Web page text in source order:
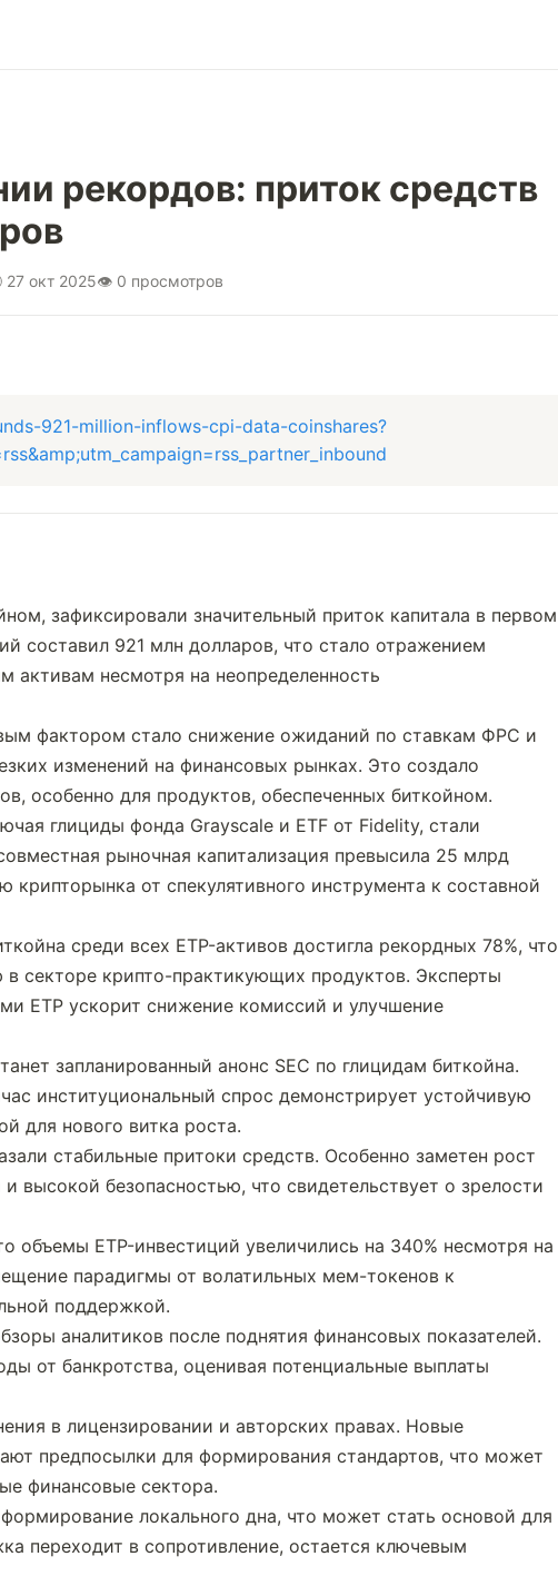
рекордов: приток средств
27 окт 2025👁 0 просмотров
921-million-inflows-cpi-data-coinshares?
зафиксировали значительный приток капитала в первом
составил 921 млн долларов, что стало отражением
активам несмотря на неопределенность
фактором стало снижение ожиданий по ставкам ФРС и
изменений на финансовых рынках. Это создало
особенно для продуктов, обеспеченных биткойном.
глициды фонда Grayscale и ETF от Fidelity, стали
рыночная капитализация превысила 25 млрд
от спекулятивного инструмента к составной
среди всех ETP-активов достигла рекордных 78%, что
секторе крипто-практикующих продуктов. Эксперты
ETP ускорит снижение комиссий и улучшение
запланированный анонс SEC по глицидам биткойна.
институциональный спрос демонстрирует устойчивую
для нового витка роста.
стабильные притоки средств. Особенно заметен рост
высокой безопасностью, что свидетельствует о зрелости
объемы ETP-инвестиций увеличились на 340% несмотря на
парадигмы от волатильных мем-токенов к
поддержкой.
аналитиков после поднятия финансовых показателей.
от банкротства, оценивая потенциальные выплаты
в лицензировании и авторских правах. Новые
предпосылки для формирования стандартов, что может
финансовые сектора.
локального дна, что может стать основой для
переходит в сопротивление, остается ключевым